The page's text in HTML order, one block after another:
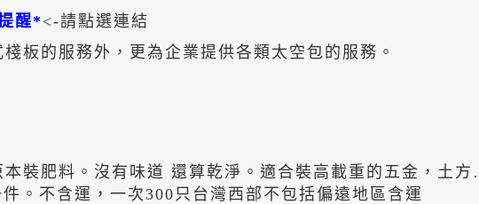
醒* <-請點選連結
板的服務外，更為企業提供各類太空包的服務。
本裝肥料。沒有味道 還算乾淨。適合裝高載重的五金，土
。不含運，一次300只台灣西部不包括偏遠地區含運